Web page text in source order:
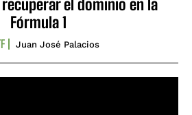
el dominio en la
Fórmula 1
Juan José Palacios